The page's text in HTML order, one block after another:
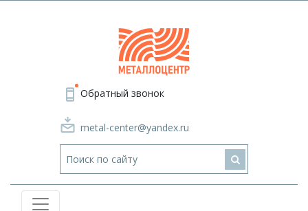
Обратный звонок
metal-center@yandex.ru